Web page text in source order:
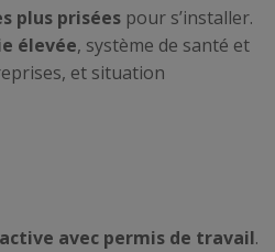
plus prisées pour s’installer.
élevée, système de santé et
et situation
avec permis de travail.